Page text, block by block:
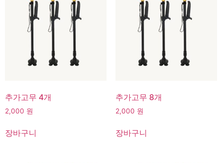
추가고무 4개
2,000 원
장바구니
추가고무 8개
2,000 원
장바구니